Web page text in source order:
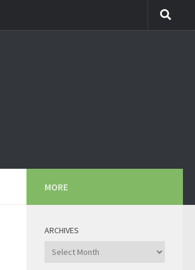
MORE
ARCHIVES
Archives